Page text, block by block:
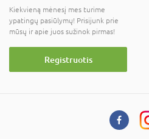
Kiekvieną mėnesį mes turime
ypatingų pasiūlymų! Prisijunk prie
mūsų ir apie juos sužinok pirmas!
Registruotis